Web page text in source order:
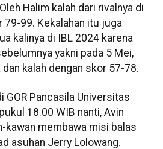
Halim kalah dari rivalnya di
79-99. Kekalahan itu juga
kalinya di IBL 2024 karena
yakni pada 5 Mei,
kalah dengan skor 57-78.
GOR Pancasila Universitas
18.00 WIB nanti, Avin
kawan membawa misi balas
asuhan Jerry Lolowang.